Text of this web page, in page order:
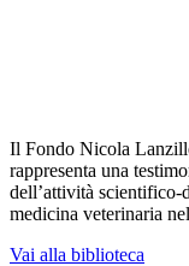
Il Fondo Nicola
rappresenta una
dell’attività scientifico-
medicina veterinaria
Vai alla biblioteca